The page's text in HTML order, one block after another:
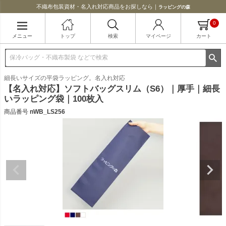
不織布包装資材・名入れ対応商品をお探しなら｜ ラッピングの森
メニュー トップ 検索 マイページ カート
0
細長いサイズの平袋ラッピング。名入れ対応
【名入れ対応】ソフトバッグスリム（S6）｜厚手｜細長
いラッピング袋｜100枚入
商品番号 nWB_LS256